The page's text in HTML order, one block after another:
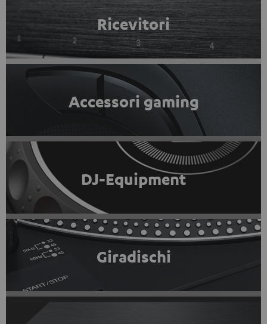
Ricevitori
Accessori gaming
DJ-Equipment
Giradischi